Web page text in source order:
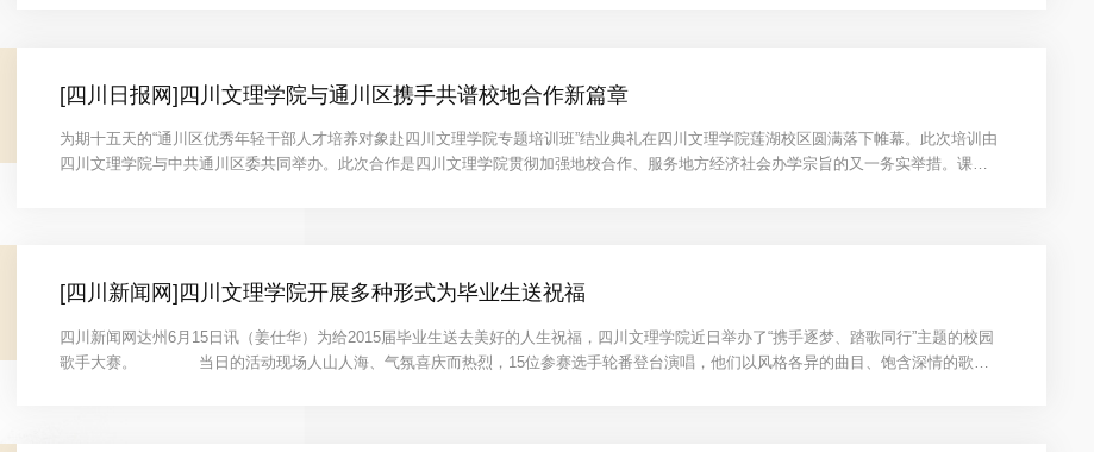
[四川日报网]四川文理学院与通川区携手共谱校地合作新篇章
为期十五天的“通川区优秀年轻干部人才培养对象赴四川文理学院专题培训班”结业典礼在四川文理学院莲湖校区圆满落下帷幕。此次培训由
四川文理学院与中共通川区委共同举办。此次合作是四川文理学院贯彻加强地校合作、服务地方经济社会办学宗旨的又一务实举措。课程
[四川新闻网]四川文理学院开展多种形式为毕业生送祝福
四川新闻网达州6月15日讯（姜仕华）为给2015届毕业生送去美好的人生祝福，四川文理学院近日举办了“携手逐梦、踏歌同行”主题的校园
歌手大赛。 当日的活动现场人山人海、气氛喜庆而热烈，15位参赛选手轮番登台演唱，他们以风格各异的曲目、饱含深情的歌声